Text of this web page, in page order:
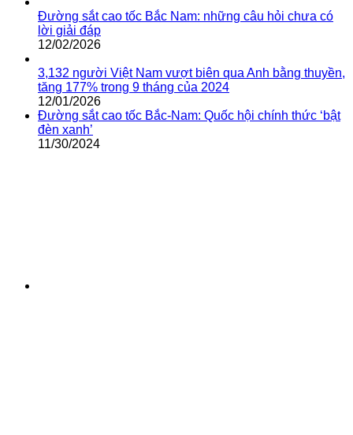
Đường sắt cao tốc Bắc Nam: những câu hỏi chưa có
lời giải đáp
12/02/2026
3,132 người Việt Nam vượt biên qua Anh bằng thuyền,
tăng 177% trong 9 tháng của 2024
12/01/2026
Đường sắt cao tốc Bắc-Nam: Quốc hội chính thức ‘bật
đèn xanh’
11/30/2024